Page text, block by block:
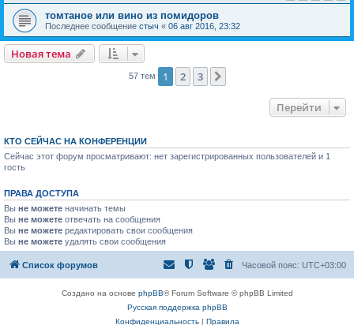
томтаное или вино из помидоров
Последнее сообщение стыч « 06 авг 2016, 23:32
Новая тема
57 тем 1 2 3
Перейти
КТО СЕЙЧАС НА КОНФЕРЕНЦИИ
Сейчас этот форум просматривают: нет зарегистрированных пользователей и 1
гость
ПРАВА ДОСТУПА
Вы не можете начинать темы
Вы не можете отвечать на сообщения
Вы не можете редактировать свои сообщения
Вы не можете удалять свои сообщения
Список форумов Часовой пояс: UTC+03:00
Создано на основе phpBB® Forum Software © phpBB Limited
Русская поддержка phpBB
Конфиденциальность| Правила